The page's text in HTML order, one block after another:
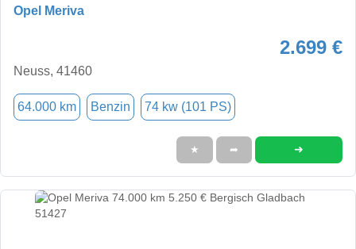
Opel Meriva
2.699 €
Neuss, 41460
64.000 km Benzin 74 kw (101 PS)
★ ➦ ➜